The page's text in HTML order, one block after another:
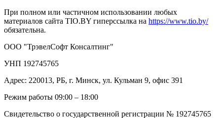
При полном или частичном использовании любых
материалов сайта TIO.BY гиперссылка на https://www.tio.by/
обязательна.
ООО "ТрэвелСофт Консалтинг"
УНП 192745765
Адрес: 220013, РБ, г. Минск, ул. Кульман 9, офис 391
Режим работы 09:00 – 18:00
Свидетельство о государственной регистрации № 192745765